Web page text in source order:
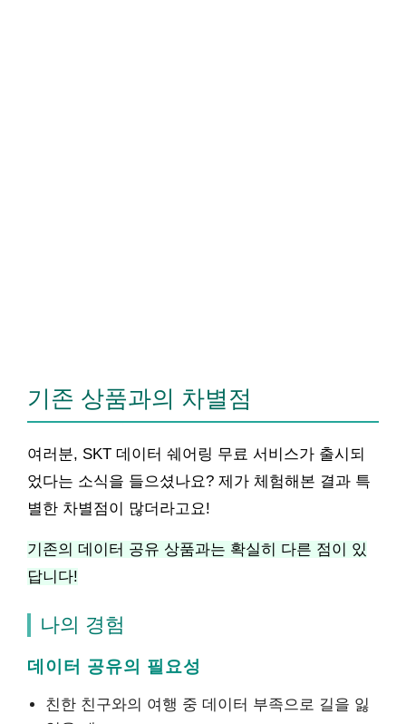
기존 상품과의 차별점
여러분, SKT 데이터 쉐어링 무료 서비스가 출시되
었다는 소식을 들으셨나요? 제가 체험해본 결과 특
별한 차별점이 많더라고요!
기존의 데이터 공유 상품과는 확실히 다른 점이 있
답니다!
나의 경험
데이터 공유의 필요성
친한 친구와의 여행 중 데이터 부족으로 길을 잃